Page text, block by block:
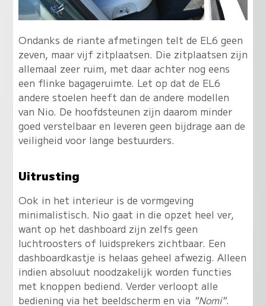
Ondanks de riante afmetingen telt de EL6 geen
zeven, maar vijf zitplaatsen. Die zitplaatsen zijn
allemaal zeer ruim, met daar achter nog eens
een flinke bagageruimte. Let op dat de EL6
andere stoelen heeft dan de andere modellen
van Nio. De hoofdsteunen zijn daarom minder
goed verstelbaar en leveren geen bijdrage aan de
veiligheid voor lange bestuurders.
Uitrusting
Ook in het interieur is de vormgeving
minimalistisch. Nio gaat in die opzet heel ver,
want op het dashboard zijn zelfs geen
luchtroosters of luidsprekers zichtbaar. Een
dashboardkastje is helaas geheel afwezig. Alleen
indien absoluut noodzakelijk worden functies
met knoppen bediend. Verder verloopt alle
bediening via het beeldscherm en via "Nomi".